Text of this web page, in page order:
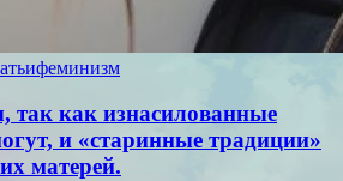
феминизм
как изнасилованные
и «старинные традиции»
матерей.